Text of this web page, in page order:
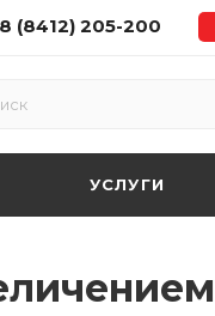
8 (8412) 205-200
УСЛУГИ